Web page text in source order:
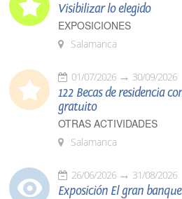
Visibilizar lo elegido
EXPOSICIONES
Salamanca
01/07/2026 30/09/2026
122 Becas de residencia
gratuito
OTRAS ACTIVIDADES
Salamanca
26/06/2026 31/08/2026
Exposición El gran